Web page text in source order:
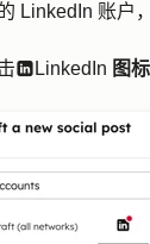
LinkedIn 账户
socialBlockLinkedin LinkedIn 图标